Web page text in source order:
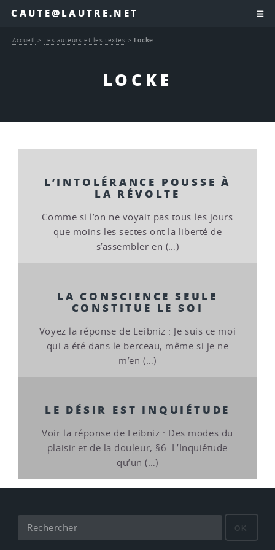
CAUTE@LAUTRE.NET
LOCKE
Accueil > Les auteurs et les textes > Locke
L’INTOLÉRANCE POUSSE À
LA RÉVOLTE
Comme si l’on ne voyait pas tous les jours
que moins les sectes ont la liberté de
s’assembler en (…)
LA CONSCIENCE SEULE
CONSTITUE LE SOI
Voyez la réponse de Leibniz : Je suis ce moi
qui a été dans le berceau, même si je ne
m’en (…)
LE DÉSIR EST INQUIÉTUDE
Voir la réponse de Leibniz : Des modes du
plaisir et de la douleur, §6. L’Inquiétude
qu’un (…)
OK